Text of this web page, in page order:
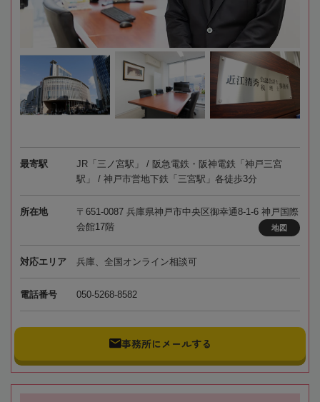
最寄駅
JR「三ノ宮駅」 / 阪急電鉄・阪神電鉄「神戸三宮
駅」 / 神戸市営地下鉄「三宮駅」各徒歩3分
所在地
〒651-0087 兵庫県神戸市中央区御幸通8-1-6 神戸国際
会館17階
地図
対応エリア 兵庫、全国オンライン相談可
電話番号 050-5268-8582
事務所にメールする